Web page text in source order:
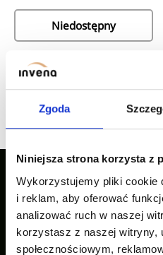
Zgoda
Niniejsza strona korzysta z
Wykorzystujemy pliki cookie
i reklam, aby oferować
analizować ruch w naszej
korzystasz z naszej witryny,
społecznościowym,
Niedostępny
poprzednia
strona
Nasze